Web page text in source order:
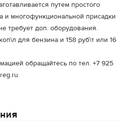
путем простого
и многофункциональной присадки
требует доп. оборудования.
для бензина и 158 руб\т или 16
обращайтесь по тел. +7 925